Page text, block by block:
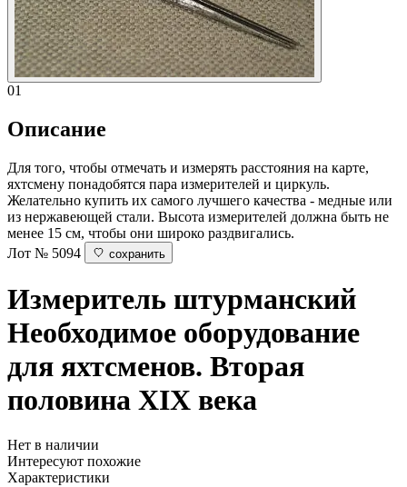
01
Описание
Для того, чтобы отмечать и измерять расстояния на карте,
яхтсмену понадобятся пара измерителей и циркуль.
Желательно купить их самого лучшего качества - медные или
из нержавеющей стали. Высота измерителей должна быть не
менее 15 см, чтобы они широко раздвигались.
Лот № 5094
сохранить
Измеритель штурманский
Необходимое оборудование
для яхтсменов. Вторая
половина XIX века
Нет в наличии
Интересуют похожие
Характеристики